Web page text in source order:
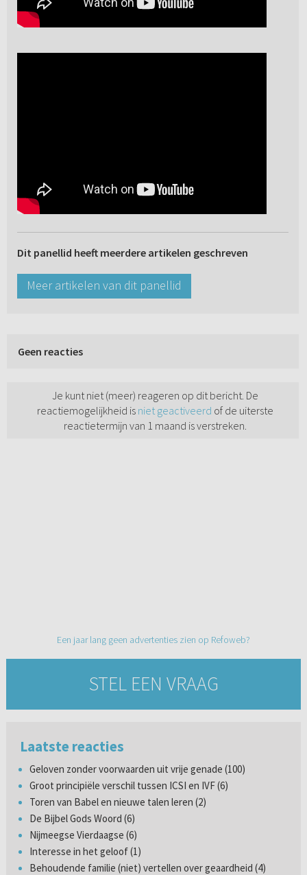
Dit panellid heeft meerdere artikelen geschreven
Meer artikelen van dit panellid
Geen reacties
Je kunt niet (meer) reageren op dit bericht. De
reactiemogelijkheid is niet geactiveerd of de uiterste
reactietermijn van 1 maand is verstreken.
Een jaar lang geen advertenties zien op Refoweb?
STEL EEN VRAAG
Laatste reacties
Geloven zonder voorwaarden uit vrije genade (100)
Groot principiële verschil tussen ICSI en IVF (6)
Toren van Babel en nieuwe talen leren (2)
De Bijbel Gods Woord (6)
Nijmeegse Vierdaagse (6)
Interesse in het geloof (1)
Behoudende familie (niet) vertellen over geaardheid (4)